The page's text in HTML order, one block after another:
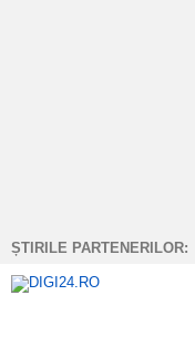
ȘTIRILE PARTENERILOR: